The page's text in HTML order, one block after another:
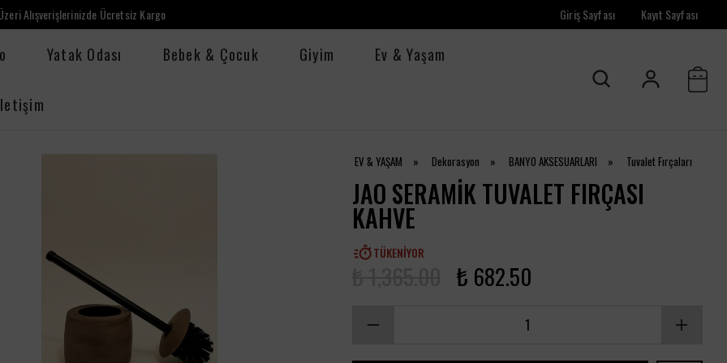
Alışverişlerinizde Ücretsiz Kargo Giriş Sayfası Kayıt Sayfası
Yatak Odası Bebek & Çocuk Giyim Ev & Yaşam
EV & YAŞAM » Dekorasyon » BANYO AKSESUARLARI » Tuvalet Fırçaları
JAO SERAMIK TUVALET FIRÇASI
KAHVE
TÜKENIYOR
₺ 682.50